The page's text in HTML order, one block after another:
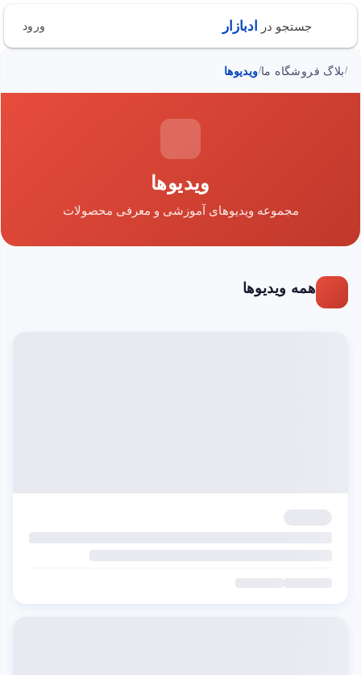
جستجو در ادبازار ورود
/بلاگ فروشگاه ما/ویدیوها
ویدیوها
مجموعه ویدیوهای آموزشی و معرفی محصولات
همه ویدیوها